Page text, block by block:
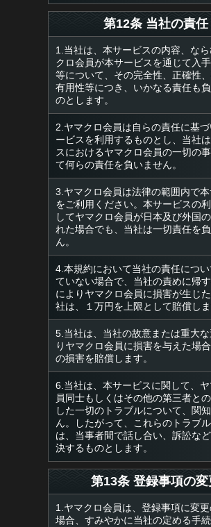
第12条 当社の責任
1.当社は、本サービスの内容、な
クロ会員が本サービスを通じて入
等について、その完全性、正確性、
有用性等につき、いかなる責任も
のとします。
2.ヤマクロ会員は自らの責任に基
ービスを利用するものとし、当社
スにおけるヤマクロ会員の一切の
て何らの責任を負いません。
3.ヤマクロ会員は法律の範囲内で本
をご利用ください。本サービスの
してヤマクロ会員が日本及び外国
れた場合でも、当社は一切責任を
ん。
4.本規約において当社の責任につい
ていない場合で、当社の責めに帰
によりヤマクロ会員に損害が生じ
社は、１万円を上限として賠償しま
5.当社は、当社の故意または重大な
りヤマクロ会員に損害を与えた場
の損害を賠償します。
6.当社は、本サービスに関して、
員同士もしくはその他の第三者と
した一切のトラブルについて、関
ん。したがって、これらのトラブ
は、当事者間で話し合い、訴訟な
決するものとします。
第13条 登録事項の変
1.ヤマクロ会員は、登録事項に変
場合、すみやかに当社の定める手